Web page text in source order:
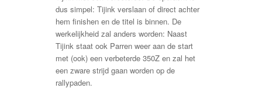
dus simpel: Tijink verslaan of direct achter
hem finishen en de titel is binnen. De
werkelijkheid zal anders worden: Naast
Tijink staat ook Parren weer aan de start
met (ook) een verbeterde 350Z en zal het
een zware strijd gaan worden op de
rallypaden.